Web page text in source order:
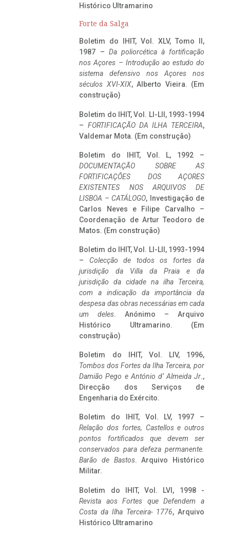
Histórico Ultramarino
Forte da Salga
Boletim do IHIT, Vol. XLV, Tomo II,
1987 – Da poliorcética à fortificação
nos Açores – Introdução ao estudo do
sistema defensivo nos Açores nos
séculos XVI-XIX, Alberto Vieira. (Em
construção)
Boletim do IHIT, Vol. LI-LII, 1993-1994
– FORTIFICAÇÃO DA ILHA TERCEIRA,
Valdemar Mota. (Em construção)
Boletim do IHIT, Vol. L, 1992 –
DOCUMENTAÇÃO SOBRE AS
FORTIFICAÇÕES DOS AÇORES
EXISTENTES NOS ARQUIVOS DE
LISBOA – CATÁLOGO, Investigação de
Carlos Neves e Filipe Carvalho –
Coordenação de Artur Teodoro de
Matos. (Em construção)
Boletim do IHIT, Vol. LI-LII, 1993-1994
– Colecção de todos os fortes da
jurisdição da Villa da Praia e da
jurisdição da cidade na ilha Terceira,
com a indicação da importância da
despesa das obras necessárias em cada
um deles. Anónimo – Arquivo
Histórico Ultramarino. (Em
construção)
Boletim do IHIT, Vol. LIV, 1996,
Tombos dos Fortes da Ilha Terceira, por
Damião Pego e António d’ Almeida Jr.,
Direcção dos Serviços de
Engenharia do Exército.
Boletim do IHIT, Vol. LV, 1997 –
Relação dos fortes, Castellos e outros
pontos fortificados que devem ser
conservados para defeza permanente.
Barão de Bastos. Arquivo Histórico
Militar.
Boletim do IHIT, Vol. LVI, 1998 -
Revista aos Fortes que Defendem a
Costa da Ilha Terceira- 1776, Arquivo
Histórico Ultramarino